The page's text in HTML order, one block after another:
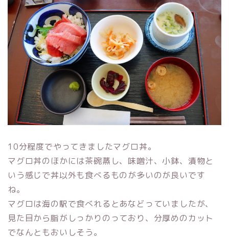
10分程度でやってきましたマグロ丼。
マグロ丼のほかには茶碗蒸し、味噌汁、小鉢、漬物と
いう感じで丼以外も食べるものが多いのが良いです
ね。
マグロは海の駅で食べれるとあなどっていましたが、
見た目から脂がしっかりのっており、分厚めのカット
でなんともおいしそう。